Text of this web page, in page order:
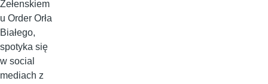
Zełenskiem
u Order Orła
Białego,
spotyka się
w social
mediach z